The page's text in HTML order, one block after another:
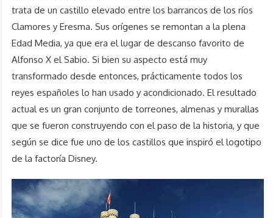
trata de un castillo elevado entre los barrancos de los ríos
Clamores y Eresma. Sus orígenes se remontan a la plena
Edad Media, ya que era el lugar de descanso favorito de
Alfonso X el Sabio. Si bien su aspecto está muy
transformado desde entonces, prácticamente todos los
reyes españoles lo han usado y acondicionado. El resultado
actual es un gran conjunto de torreones, almenas y murallas
que se fueron construyendo con el paso de la historia, y que
según se dice fue uno de los castillos que inspiró el logotipo
de la factoría Disney.